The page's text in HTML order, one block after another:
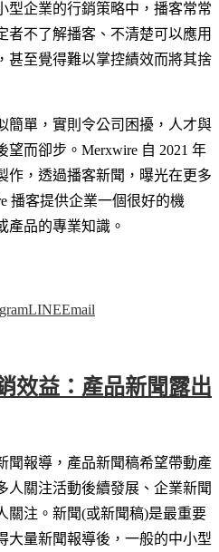
型企業的行銷策略中，播客常常
者不了解播客、不清楚可以應用
甚至覺得難以掌控績效而將其捨
簡單，實則令公司困擾，人才與
而卻步。Merxwire 自 2021 年
作，透過播客新聞，曝光在更多
播客提供企業一個很好的機
產品的專業知識。
LINEEmail
效益：產品新聞露出
聞報導，產品新聞稿希望帶動產
人關注活動後續發展、企業新聞
關注。新聞(或新聞稿)是最重要
大量新聞報導後，一般的中小型